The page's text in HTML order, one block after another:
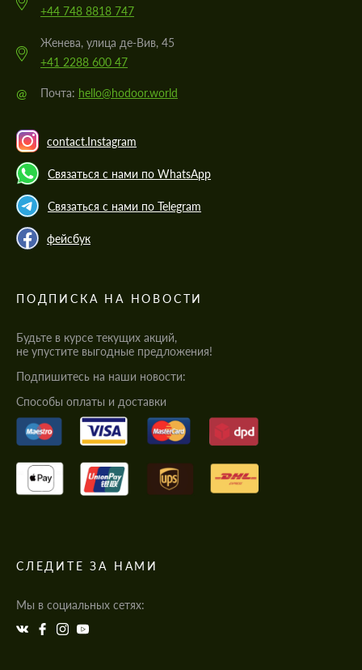
+44 748 8818 747
Женева, улица де-Вив, 45
+41 2288 600 47
@ Почта: hello@hodoor.world
contact.Instagram
Связаться с нами по WhatsApp
Связаться с нами по Telegram
фейсбук
ПОДПИСКА НА НОВОСТИ
Будьте в курсе текущих акций,
не упустите выгодные предложения!
Подпишитесь на наши новости:
Cпособы оплаты и доставки
СЛЕДИТЕ ЗА НАМИ
Мы в социальных сетях: